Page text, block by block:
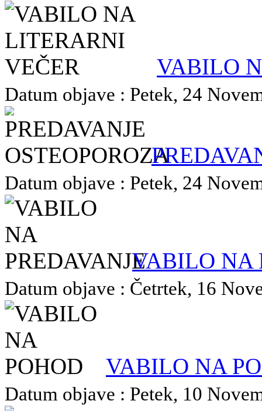
VABILO
Datum objave : Petek, 24
Datum objave : Petek, 24
VABILO NA
Datum objave : Četrtek, 16
VABILO NA
Datum objave : Petek, 10